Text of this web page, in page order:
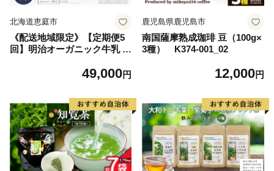
北海道恵庭市
《配送地域限定》【定期便5
回】明治オーガニック牛乳 9
49,000円
鹿児島県鹿児島市
南国薩摩熟成珈琲 豆（100g×
3種） K374-001_02
12,000円